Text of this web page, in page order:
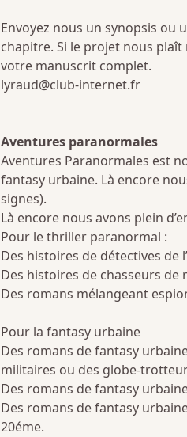
Envoyez nous un synopsis ou
chapitre. Si le projet nous
votre manuscrit complet.
lyraud@club-internet.fr
Aventures paranormales
Aventures Paranormales est
fantasy urbaine. Là encore
signes).
Là encore nous avons plein
Pour le thriller paranormal :
Des histoires de détectives de
Des histoires de chasseurs de
Des romans mélangeant
Pour la fantasy urbaine
Des romans de fantasy
militaires ou des globe-
Des romans de fantasy
Des romans de fantasy
20éme.